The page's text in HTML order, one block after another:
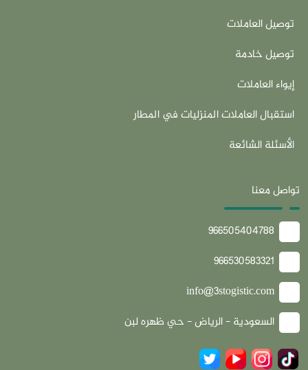
توصيل العاملات
توصيل خادمة
إيواء العاملات
استقبال العاملات المنزليات في المطار
الأسئلة الشائعة
تواصل معنا
966505404788
966530583321
info@3stogistic.com
السعودية - الرياض - حي ظهره لبن